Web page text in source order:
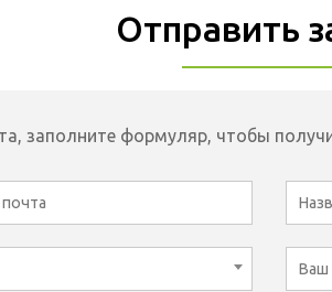
Отправить
заполните формуляр, чтобы